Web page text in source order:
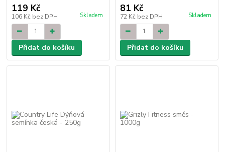
119 Kč
106 Kč bez DPH Skladem
Přidat do košíku
81 Kč
72 Kč bez DPH Skladem
Přidat do košíku